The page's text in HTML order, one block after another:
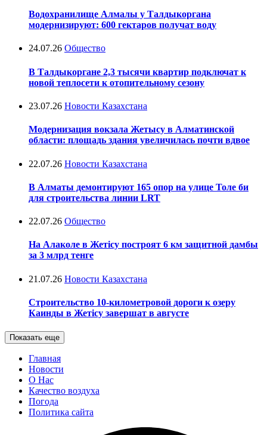
Водохранилище Алмалы у Талдыкоргана
модернизируют: 600 гектаров получат воду
24.07.26 Общество
В Талдыкоргане 2,3 тысячи квартир подключат к
новой теплосети к отопительному сезону
23.07.26 Новости Казахстана
Модернизация вокзала Жетысу в Алматинской
области: площадь здания увеличилась почти вдвое
22.07.26 Новости Казахстана
В Алматы демонтируют 165 опор на улице Толе би
для строительства линии LRT
22.07.26 Общество
На Алаколе в Жетісу построят 6 км защитной дамбы
за 3 млрд тенге
21.07.26 Новости Казахстана
Строительство 10-километровой дороги к озеру
Каинды в Жетісу завершат в августе
Показать еще
Главная
Новости
О Нас
Качество воздуха
Погода
Политика сайта